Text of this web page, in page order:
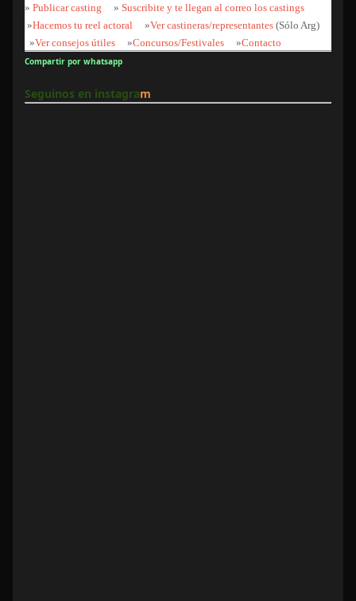
» Publicar casting » Suscribite y te llegan al correo los castings
»Hacemos tu reel actoral »Ver castineras/representantes (Sólo Arg)
»Ver consejos útiles »Concursos/Festivales »Contacto
Compartir por whatsapp
Seguinos en instagram